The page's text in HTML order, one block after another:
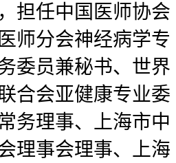
担任中国医师协会
师分会神经病学专
委员兼秘书、世界
合会亚健康专业委
务理事、上海市中
理事会理事、上海